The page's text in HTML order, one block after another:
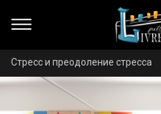
Стресс и преодоление стресса